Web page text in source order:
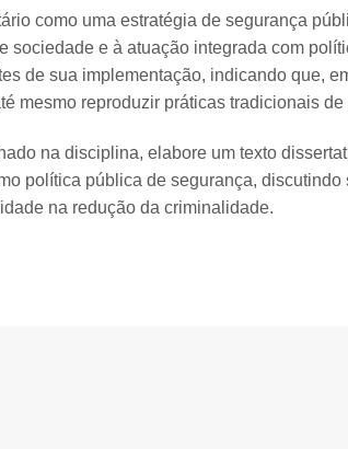
como uma estratégia de segurança
e à atuação integrada com
de sua implementação, indicando que,
mesmo reproduzir práticas tradicionais
na disciplina, elabore um texto
política pública de segurança,
na redução da criminalidade.